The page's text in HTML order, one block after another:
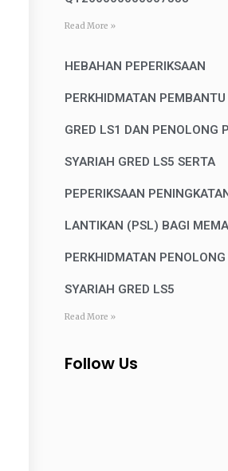
Read More »
HEBAHAN PEPERIKSAAN
PERKHIDMATAN PEMBANTU
GRED LS1 DAN PENOLONG
SYARIAH GRED LS5 SERTA
PEPERIKSAAN
LANTIKAN (PSL) BAGI
PERKHIDMATAN PENOLONG
SYARIAH GRED LS5
Read More »
Follow Us